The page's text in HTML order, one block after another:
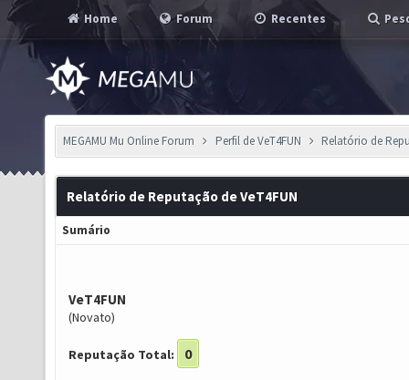
Home Forum Recentes
MEGAMU Mu Online Forum Perfil de VeT4FUN Relatório de
Relatório de Reputação de VeT4FUN
Sumário
VeT4FUN
(Novato)
Reputação Total: 0